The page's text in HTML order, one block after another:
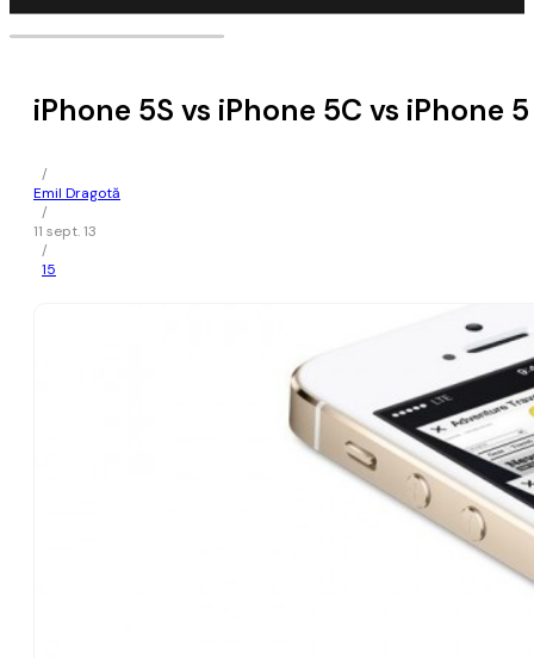
iPhone 5S vs iPhone 5C vs iPhone
/
Emil Dragotă
/
11 sept. 13
/
15